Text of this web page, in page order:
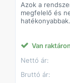
Azok a
megfelelő és
Van raktáron
Nettó ár:
Bruttó ár: